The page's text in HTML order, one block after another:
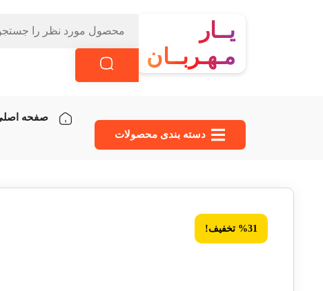
یــار
مـهـربــان
دسته‌ بندی محصولات
صفحه
%31 تخفیف!